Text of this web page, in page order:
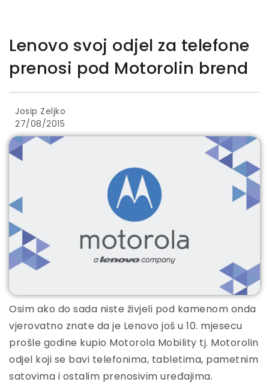
Lenovo svoj odjel za telefone
prenosi pod Motorolin brend
Josip Zeljko
27/08/2015
Osim ako do sada niste živjeli pod kamenom onda
vjerovatno znate da je Lenovo još u 10. mjesecu
prošle godine kupio Motorola Mobility tj. Motorolin
odjel koji se bavi telefonima, tabletima, pametnim
satovima i ostalim prenosivim uređajima.